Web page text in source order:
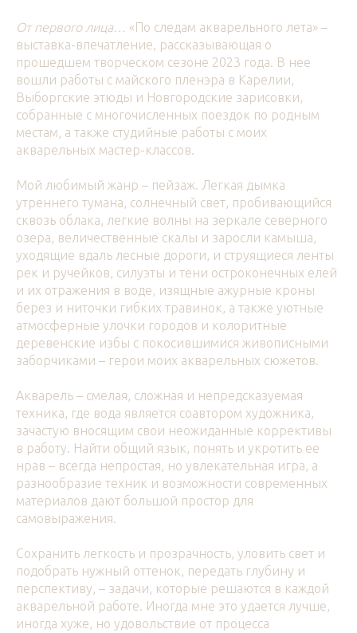
От первого лица… «По следам акварельного лета» –
выставка-впечатление, рассказывающая о
прошедшем творческом сезоне 2023 года. В нее
вошли работы с майского пленэра в Карелии,
Выборгские этюды и Новгородские зарисовки,
собранные с многочисленных поездок по родным
местам, а также студийные работы с моих
акварельных мастер-классов.
Мой любимый жанр – пейзаж. Легкая дымка
утреннего тумана, солнечный свет, пробивающийся
сквозь облака, легкие волны на зеркале северного
озера, величественные скалы и заросли камыша,
уходящие вдаль лесные дороги, и струящиеся ленты
рек и ручейков, силуэты и тени остроконечных елей
и их отражения в воде, изящные ажурные кроны
берез и ниточки гибких травинок, а также уютные
атмосферные улочки городов и колоритные
деревенские избы с покосившимися живописными
заборчиками – герои моих акварельных сюжетов.
Акварель – смелая, сложная и непредсказуемая
техника, где вода является соавтором художника,
зачастую вносящим свои неожиданные коррективы
в работу. Найти общий язык, понять и укротить ее
нрав – всегда непростая, но увлекательная игра, а
разнообразие техник и возможности современных
материалов дают большой простор для
самовыражения.
Сохранить легкость и прозрачность, уловить свет и
подобрать нужный оттенок, передать глубину и
перспективу, – задачи, которые решаются в каждой
акварельной работе. Иногда мне это удается лучше,
иногда хуже, но удовольствие от процесса